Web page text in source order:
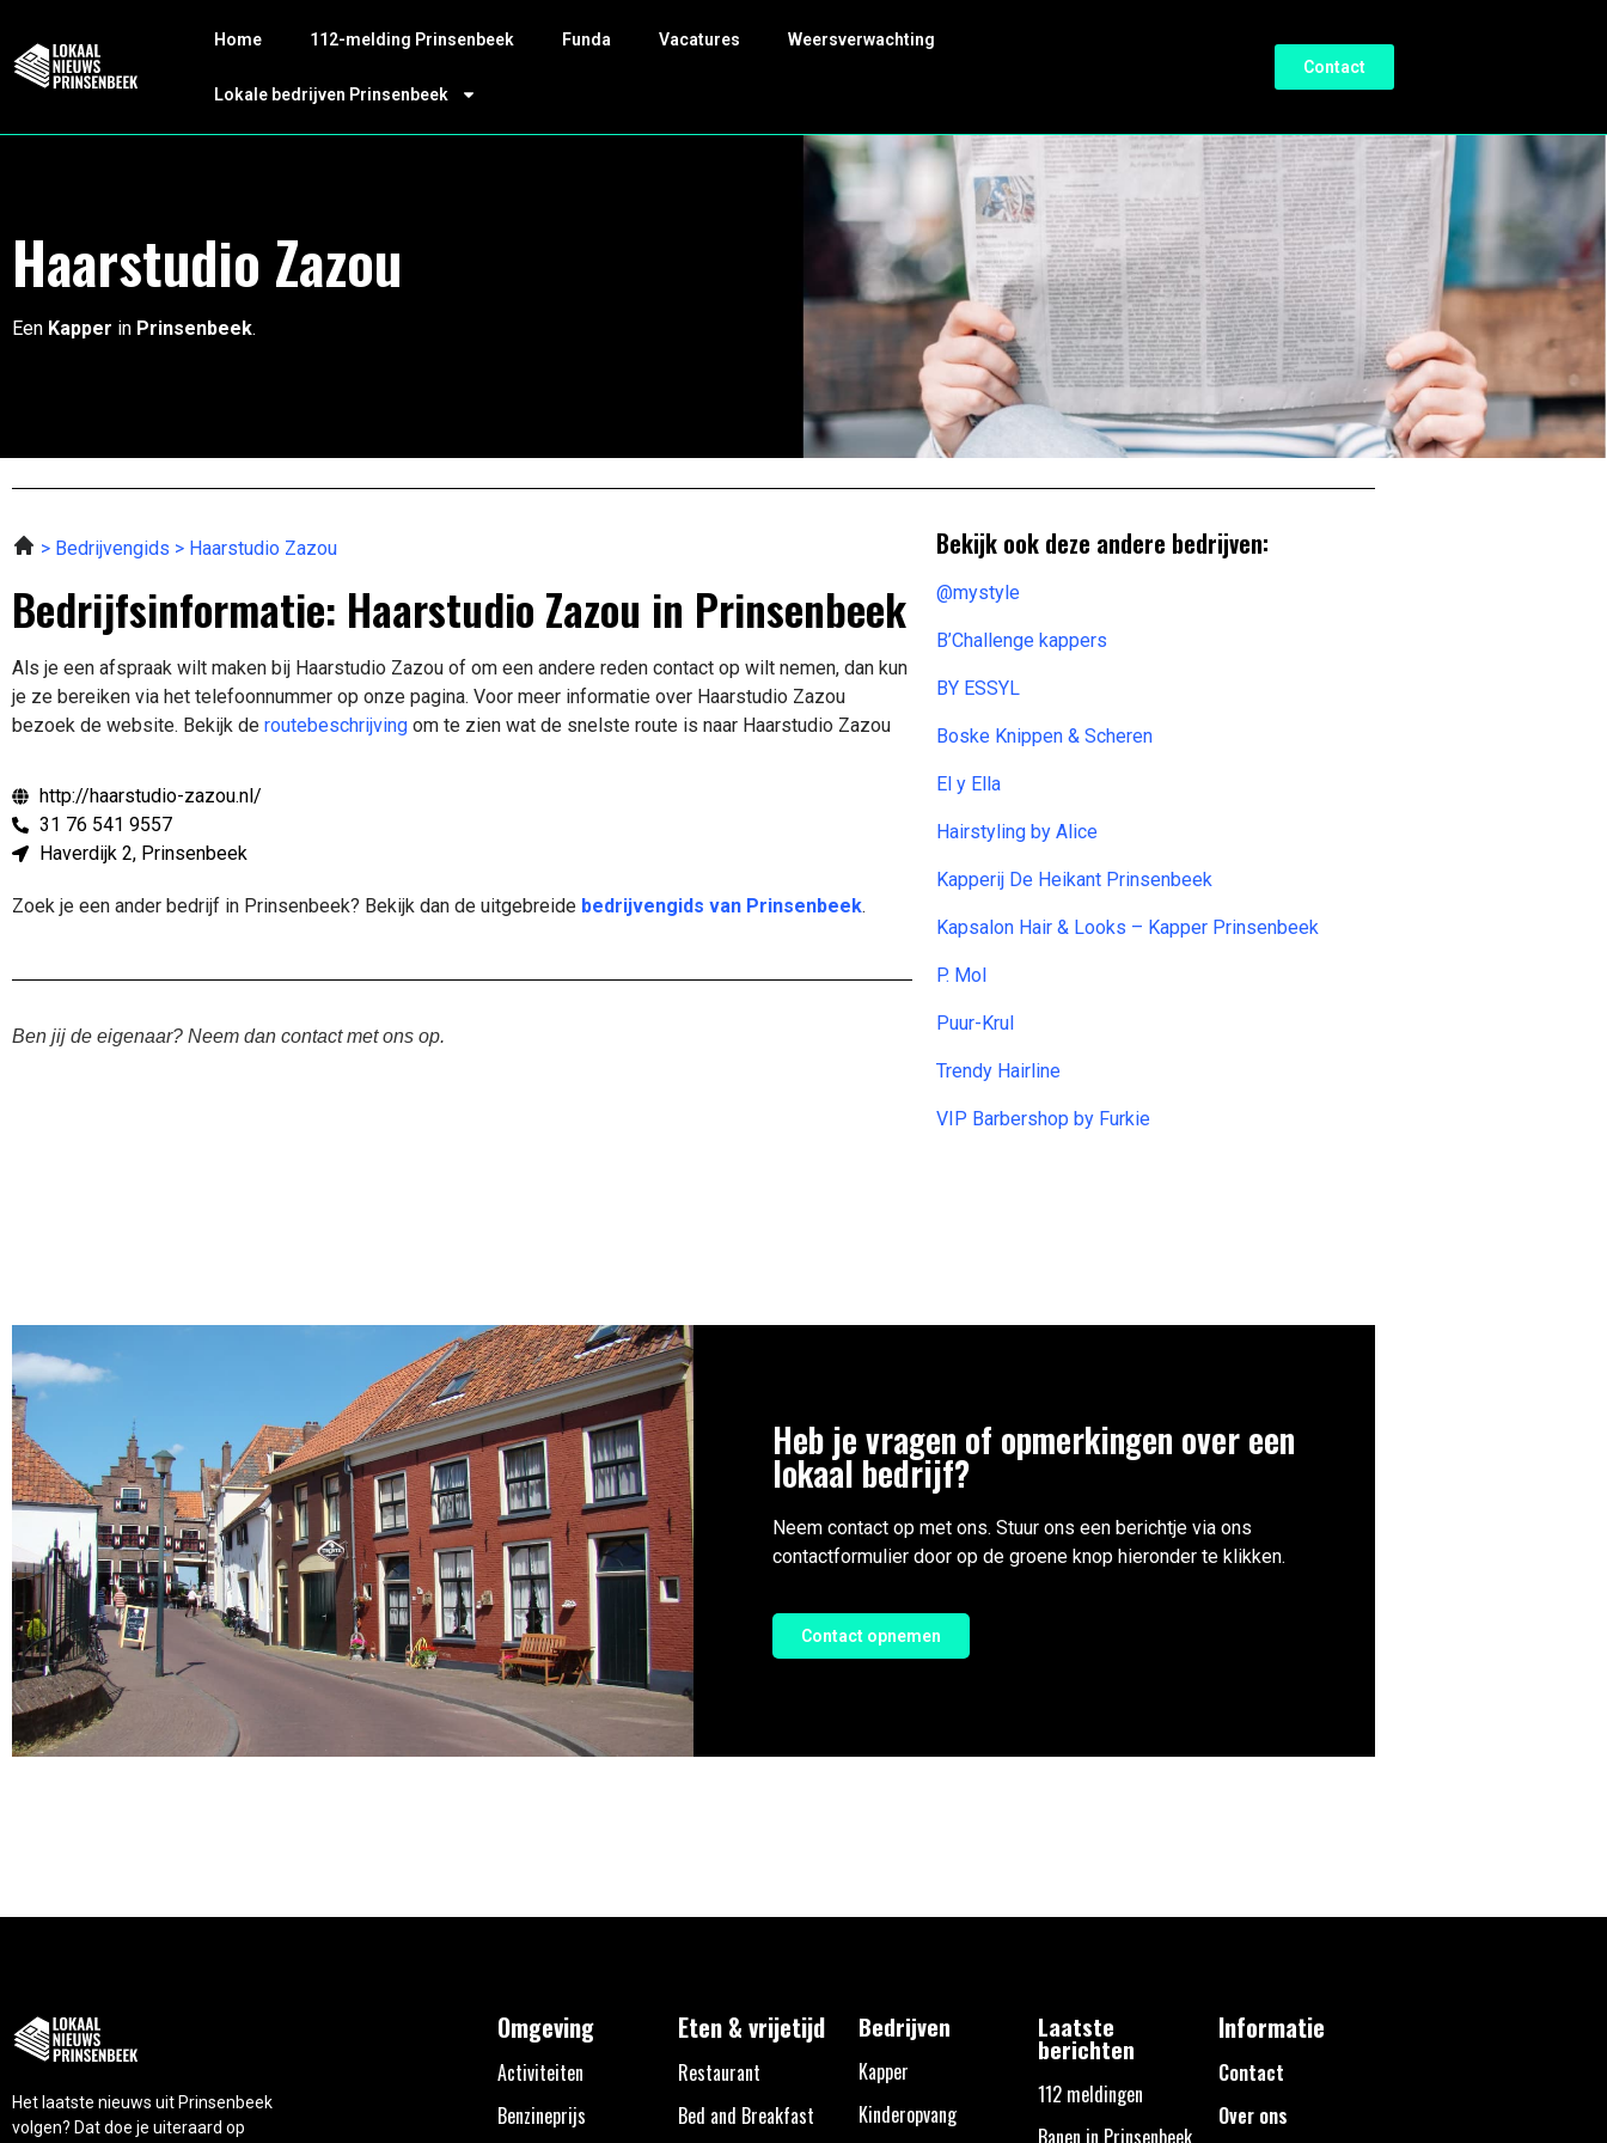
Home 112-melding Prinsenbeek Funda Vacatures Weersverwachting
Lokale bedrijven Prinsenbeek
Contact
Haarstudio Zazou
Een Kapper in Prinsenbeek.
Bedrijvengids Haarstudio Zazou
Bedrijfsinformatie: Haarstudio Zazou in Prinsenbeek
Als je een afspraak wilt maken bij Haarstudio Zazou of om een andere reden contact op wilt nemen, dan kun
je ze bereiken via het telefoonnummer op onze pagina. Voor meer informatie over Haarstudio Zazou
bezoek de website. Bekijk de routebeschrijving om te zien wat de snelste route is naar Haarstudio Zazou
http://haarstudio-zazou.nl/
31 76 541 9557
Haverdijk 2, Prinsenbeek
Zoek je een ander bedrijf in Prinsenbeek? Bekijk dan de uitgebreide bedrijvengids van Prinsenbeek.
Ben jij de eigenaar? Neem dan contact met ons op.
Bekijk ook deze andere bedrijven:
@mystyle
B’Challenge kappers
BY ESSYL
Boske Knippen & Scheren
El y Ella
Hairstyling by Alice
Kapperij De Heikant Prinsenbeek
Kapsalon Hair & Looks – Kapper Prinsenbeek
P. Mol
Puur-Krul
Trendy Hairline
VIP Barbershop by Furkie
Heb je vragen of opmerkingen over een
lokaal bedrijf?
Neem contact op met ons. Stuur ons een berichtje via ons
contactformulier door op de groene knop hieronder te klikken.
Contact opnemen
Het laatste nieuws uit Prinsenbeek
volgen? Dat doe je uiteraard op
Omgeving
Activiteiten
Benzineprijs
Eten & vrijetijd
Restaurant
Bed and Breakfast
Bedrijven
Kapper
Kinderopvang
Laatste
berichten
112 meldingen
Banen in Prinsenbeek
Informatie
Contact
Over ons